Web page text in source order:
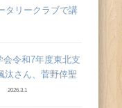
タリークラブで講
会令和7年度東北支
汰さん、菅野倖聖
2026.3.1